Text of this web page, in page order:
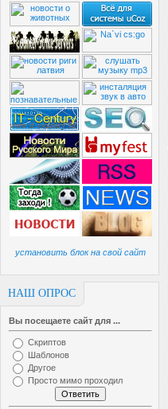
установить блок на свой сайт
НАШ ОПРОС
Вы посещаете сайт для ...
Скриптов
Шаблонов
Другое
Просто мимо проходил